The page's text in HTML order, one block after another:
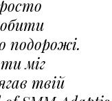
подорожі.
міг
твій